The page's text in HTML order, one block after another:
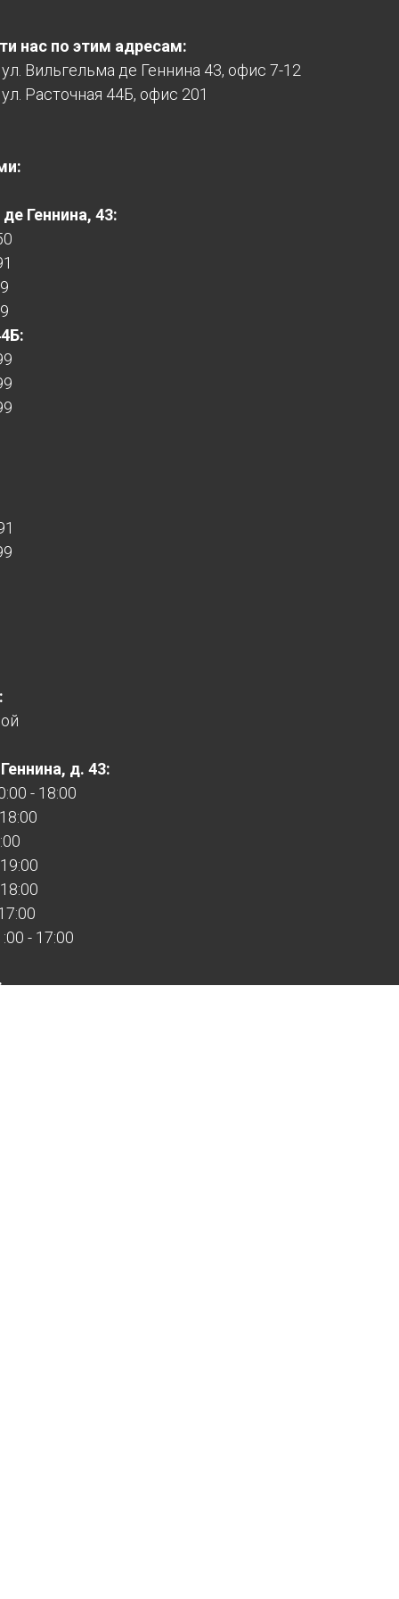
нас по этим адресам:
ул. Вильгельма де Геннина 43, офис 7-12
Расточная 44Б, офис 201
Геннина, 43:
д. 43:
- 18:00
- 17:00